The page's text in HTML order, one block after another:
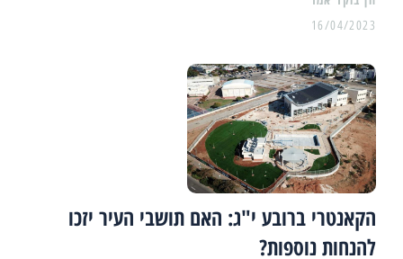
16/04/2023
הקאנטרי ברובע י"ג: האם תושבי העיר יזכו
להנחות נוספות?